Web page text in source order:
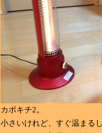
カボキチ2。
小さいけれど、すぐ温まる